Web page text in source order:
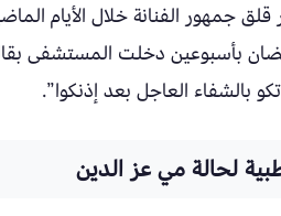
قلق جمهور الفنانة خلال
بأسبوعين دخلت المستشفى
بالشفاء العاجل بعد إذنكوا”.
لحالة مي عز الدين